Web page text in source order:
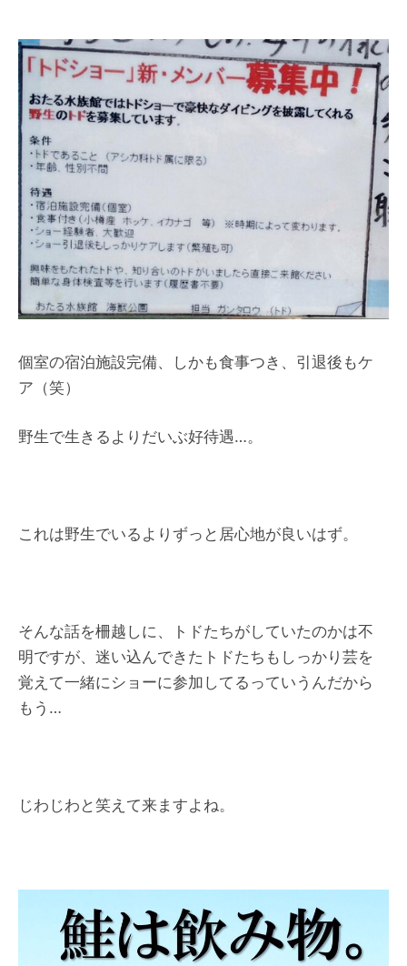
個室の宿泊施設完備、しかも食事つき、引退後もケ
ア（笑）
野生で生きるよりだいぶ好待遇…。
これは野生でいるよりずっと居心地が良いはず。
そんな話を柵越しに、トドたちがしていたのかは不
明ですが、迷い込んできたトドたちもしっかり芸を
覚えて一緒にショーに参加してるっていうんだから
もう…
じわじわと笑えて来ますよね。